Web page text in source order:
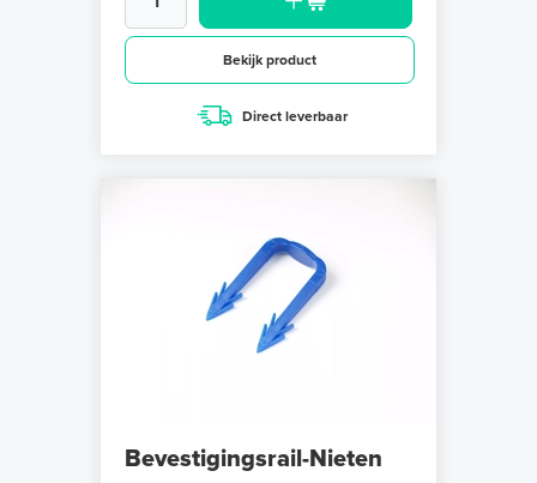
Bekijk product
Direct leverbaar
Bevestigingsrail-Nieten